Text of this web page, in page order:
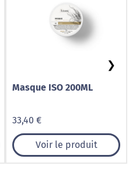
Masque ISO 200ML
33,40 €
Voir le produit
❯